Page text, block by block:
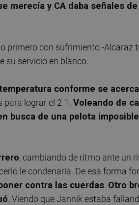
merecía y CA daba señales
primero con sufrimiento -Alcaraz
su servicio en blanco.
conforme se
para lograr el 2-1. Voleando de
busca de una pelota
, cambiando de ritmo ante un
le condenaría. De esa forma
contra las cuerdas. Otro
. Viendo que Jannik estaba